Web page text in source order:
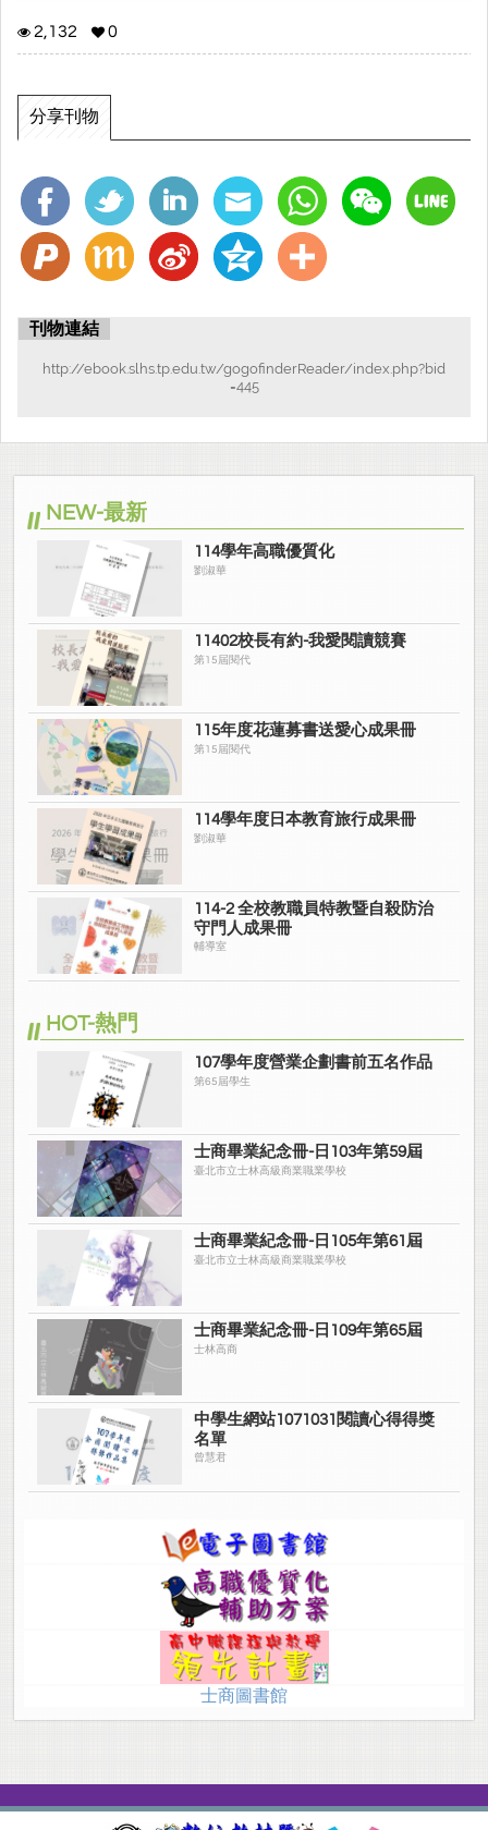
2,132 0
分享刊物
刊物連結
http://ebook.slhs.tp.edu.tw/gogofinderReader/index.php?bid
=445
NEW-最新
114學年高職優質化
劉淑華
11402校長有約-我愛閱讀競賽
第15屆閱代
115年度花蓮募書送愛心成果冊
第15屆閱代
114學年度日本教育旅行成果冊
劉淑華
114-2 全校教職員特教暨自殺防治
守門人成果冊
輔導室
HOT-熱門
107學年度營業企劃書前五名作品
第65屆學生
士商畢業紀念冊-日103年第59屆
臺北市立士林高級商業職業學校
士商畢業紀念冊-日105年第61屆
臺北市立士林高級商業職業學校
士商畢業紀念冊-日109年第65屆
士林高商
中學生網站1071031閱讀心得得獎
名單
曾慧君
士商圖書館